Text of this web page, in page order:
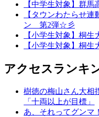
【中学生対象】群
【タウンわたらせ
ン 第2弾☆彡
【小学生対象】桐
【小学生対象】桐
アクセスランキ
樹徳の梅山さん大
「十両以上が目標」
あ、それってグン